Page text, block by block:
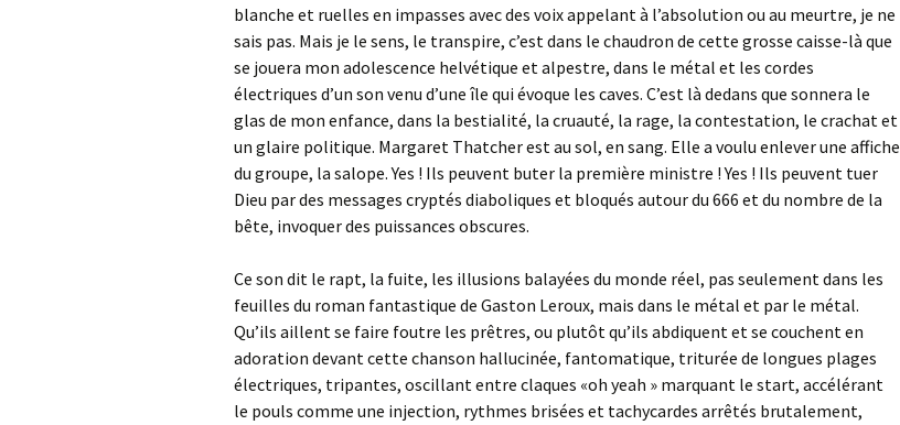
blanche et ruelles en impasses avec des voix appelant à l’absolution ou au meurtre, je ne
sais pas. Mais je le sens, le transpire, c’est dans le chaudron de cette grosse caisse-là que
se jouera mon adolescence helvétique et alpestre, dans le métal et les cordes
électriques d’un son venu d’une île qui évoque les caves. C’est là dedans que sonnera le
glas de mon enfance, dans la bestialité, la cruauté, la rage, la contestation, le crachat et
un glaire politique. Margaret Thatcher est au sol, en sang. Elle a voulu enlever une affiche
du groupe, la salope. Yes ! Ils peuvent buter la première ministre ! Yes ! Ils peuvent tuer
Dieu par des messages cryptés diaboliques et bloqués autour du 666 et du nombre de la
bête, invoquer des puissances obscures.
Ce son dit le rapt, la fuite, les illusions balayées du monde réel, pas seulement dans les
feuilles du roman fantastique de Gaston Leroux, mais dans le métal et par le métal.
Qu’ils aillent se faire foutre les prêtres, ou plutôt qu’ils abdiquent et se couchent en
adoration devant cette chanson hallucinée, fantomatique, triturée de longues plages
électriques, tripantes, oscillant entre claques «oh yeah » marquant le start, accélérant
le pouls comme une injection, rythmes brisées et tachycardes arrêtés brutalement,